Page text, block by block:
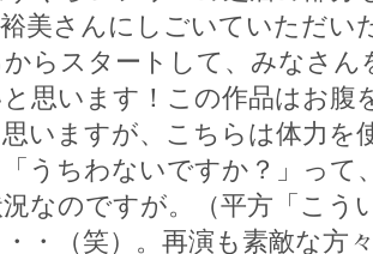
美さんにしごいていただい
らスタートして、みなさ
思います！この作品はお腹
いますが、こちらは体力を
うちわないですか？」って
なのですが。（平方「こう
・（笑）。再演も素敵な方